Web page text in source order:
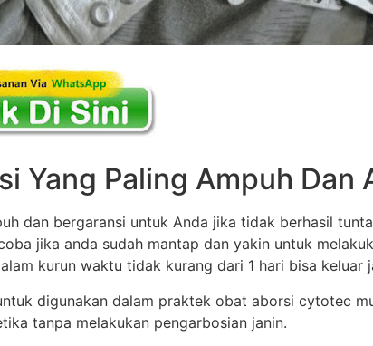
Yang Paling Ampuh Dan
dan bergaransi untuk Anda jika tidak berhasil
jika anda sudah mantap dan yakin untuk
kurun waktu tidak kurang dari 1 hari bisa keluar
digunakan dalam praktek obat aborsi cytotec
tanpa melakukan pengarbosian janin.